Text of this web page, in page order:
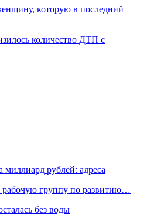
которую в последний
количество ДТП с
миллиард рублей: адреса
рабочую группу по развитию…
без воды